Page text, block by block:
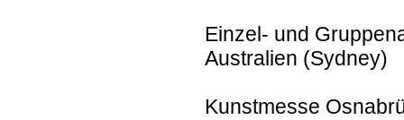
Einzel- und
Australien (Sydney)
Kunstmesse